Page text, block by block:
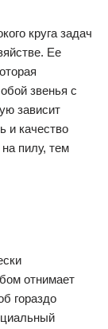
круга задач
Ее
звенья с
зависит
и качество
пилу, тем
отнимает
гораздо